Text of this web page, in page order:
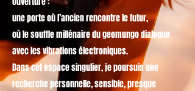
une porte où l’ancien rencontre le futur,
où le souffle millénaire du geomungo dialogue
avec les vibrations électroniques.
Dans cet espace singulier, je poursuis une
recherche personnelle, sensible, presque